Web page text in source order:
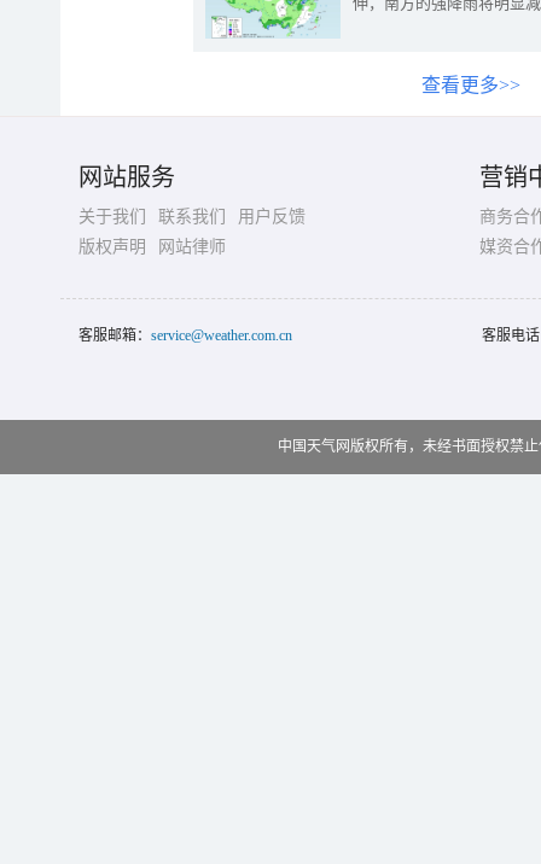
查看更多>>
网站服务
关于我们 联系我们
用户反馈
版权声明
网站律师
营销
商务合
媒资合
客服邮箱： service@weather.com.cn 客服电
中国天气网版权所有，未经书面授权